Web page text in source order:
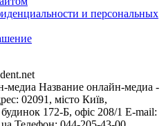
и персональных
медиа Название онлайн-медиа -
02091, місто Київ,
172-Б, офіс 208/1 E-mail: